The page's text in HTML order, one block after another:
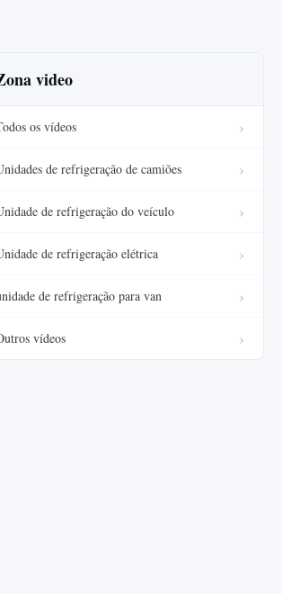
video
os vídeos
de refrigeração de camiões
de refrigeração do veículo
de refrigeração elétrica
de refrigeração para van
vídeos